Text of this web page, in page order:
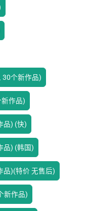
30个新作品)
作品)
品) (快)
品) (韩国)
品)(特价 无售后)
新作品)